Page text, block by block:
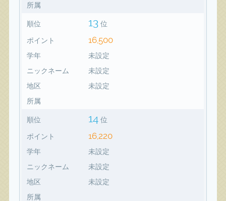
所属
順位 13 位
ポイント 16,500
学年
未設定
ニックネーム
未設定
地区
未設定
所属
順位 14 位
ポイント 16,220
学年
未設定
ニックネーム
未設定
地区
未設定
所属